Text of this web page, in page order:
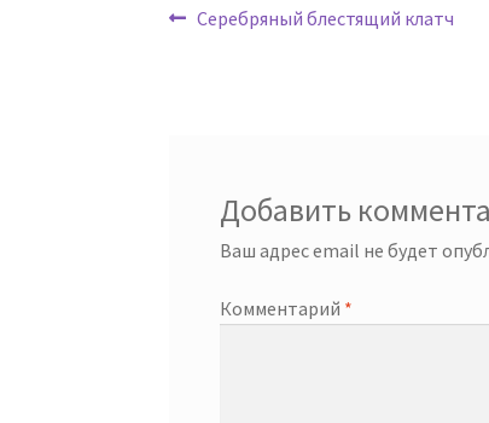
Навигация
Предыдущая
Серебряный блестящий клатч
Добавить
Ваш адрес email не будет
Комментарий *